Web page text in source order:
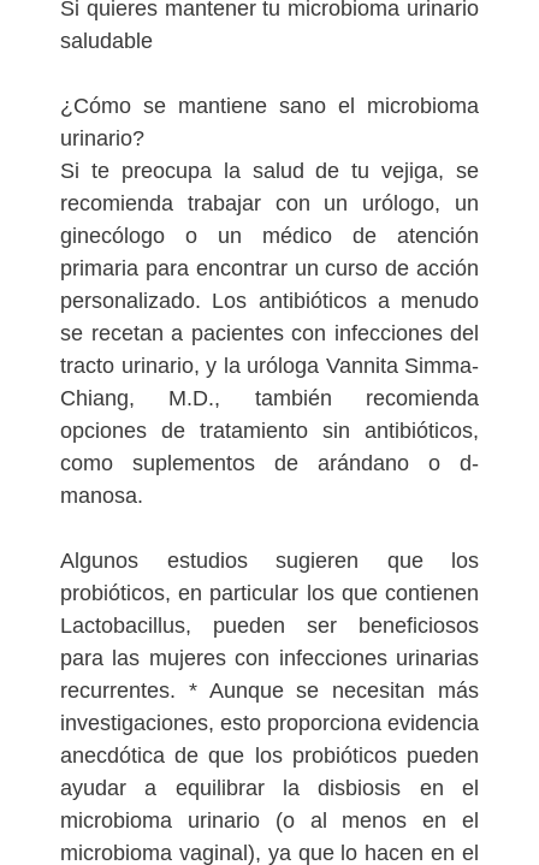
Si quieres mantener tu microbioma urinario
saludable
¿Cómo se mantiene sano el microbioma
urinario?
Si te preocupa la salud de tu vejiga, se
recomienda trabajar con un urólogo, un
ginecólogo o un médico de atención
primaria para encontrar un curso de acción
personalizado. Los antibióticos a menudo
se recetan a pacientes con infecciones del
tracto urinario, y la uróloga Vannita Simma-
Chiang, M.D., también recomienda
opciones de tratamiento sin antibióticos,
como suplementos de arándano o d-
manosa.
Algunos estudios sugieren que los
probióticos, en particular los que contienen
Lactobacillus, pueden ser beneficiosos
para las mujeres con infecciones urinarias
recurrentes. * Aunque se necesitan más
investigaciones, esto proporciona evidencia
anecdótica de que los probióticos pueden
ayudar a equilibrar la disbiosis en el
microbioma urinario (o al menos en el
microbioma vaginal), ya que lo hacen en el